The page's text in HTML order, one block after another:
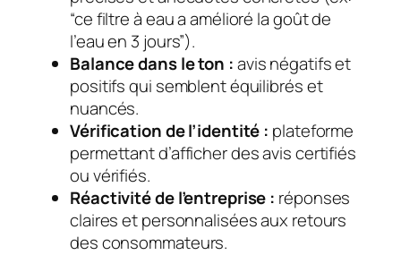
“ce filtre à eau a amélioré la goût de
l’eau en 3 jours”).
Balance dans le ton :avis négatifs et
positifs qui semblent équilibrés et
nuancés.
Vérification de l’identité : plateforme
permettant d’afficher des avis certifiés
ou vérifiés.
Réactivité de l’entreprise : réponses
claires et personnalisées aux retours
des consommateurs.